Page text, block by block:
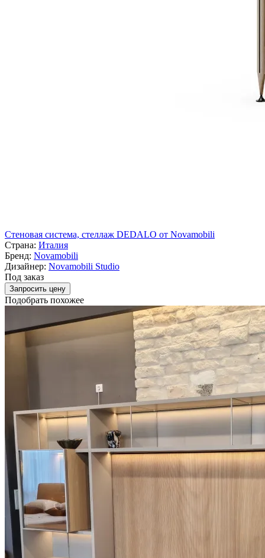
Стеновая система, стеллаж DEDALO от Novamobili
Страна: Италия
Бренд: Novamobili
Дизайнер: Novamobili Studio
Под заказ
Запросить цену
Подобрать похожее